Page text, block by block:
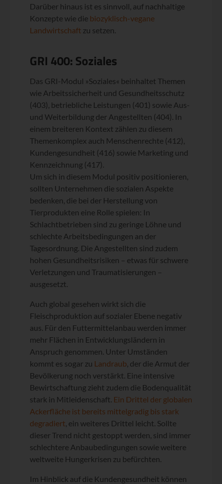
Darüber hinaus ist es sinnvoll, auf nachhaltige
Konzepte wie die biozyklisch-vegane
Landwirtschaft zu setzen.
GRI 400: Soziales
Das GRI-Modul »Soziales« beinhaltet Themen
wie Arbeitssicherheit und Gesundheitsschutz
(403), betriebliche Leistungen (401) sowie Aus-
und Weiterbildung der Angestellten (404). In
einem breiteren Kontext zählen zu diesem
Themenkomplex auch Menschenrechte (412),
Kundengesundheit (416) sowie Marketing und
Kennzeichnung (417).
Um sich in diesem Modul positiv positionieren,
sollten Unternehmen die sozialen Aspekte
bedenken, die bei der Herstellung von
Tierprodukten eine Rolle spielen: In
Schlachtbetrieben sind zu geringe Löhne und
schlechte Arbeitsbedingungen an der
Tagesordnung. Die Angestellten sind zudem
hohen Gesundheitsrisiken – etwas für schwere
Verletzungen und Traumatisierungen –
ausgesetzt.
Auch global gesehen wirkt sich die
Fleischproduktion auf sozialer Ebene negativ
aus. Für den Futtermittelanbau werden immer
mehr Flächen in Entwicklungsländern in
Anspruch genommen. Unter Umständen
kommt es sogar zu Landraub , der die Armut der
Bevölkerung noch verstärkt. Eine intensive
Bewirtschaftung zieht zudem die Bodenqualität
stark in Mitleidenschaft. Ein Drittel der globalen
Ackerfläche ist bereits mittelgradig bis stark
degradiert , ein weiteres Drittel leicht. Sollte
dieser Trend nicht gestoppt werden, sind immer
schlechtere Anbaubedingungen sowie weitere
weltweite Hungerkrisen zu befürchten.
Im Hinblick auf die Kundengesundheit können